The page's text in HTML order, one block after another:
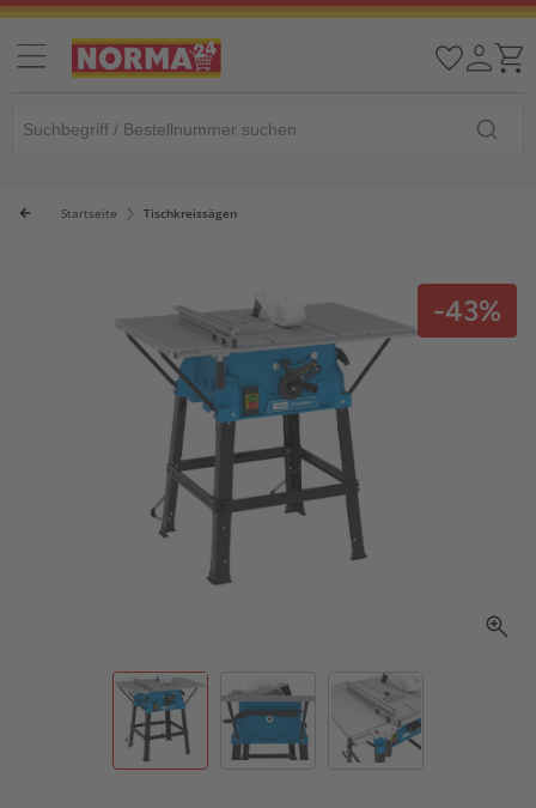
Startseite Tischkreissägen
-43%